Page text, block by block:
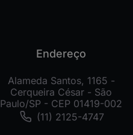
Endereço
Alameda Santos, 1165 -
Cerqueira César - São
Paulo/SP - CEP 01419-002
(11) 2125-4747